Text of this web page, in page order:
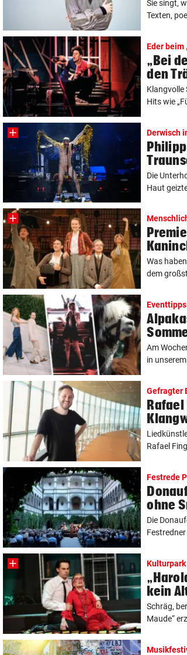
Sie singt,
Texten,
Eder beim
„Bei
den
Klangvolle
Hits wie
Derwisch
Die
Haut
Was
dem
Eventtipps
Am
in
Gefragter
Rafael
Festrede
ohne
Die
kein
Schräg,
Maude“